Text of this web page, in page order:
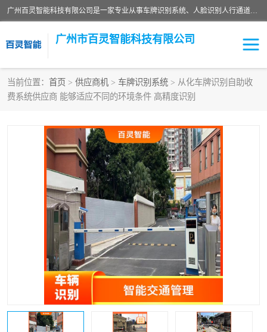
广州百灵智能科技有限公司是一家专业从事车牌识别系统、人脸识别人行通道、安防监控交通设施、停车场智能管理系统、停车场云平台、车牌识别一体机、自动道闸、通道设备、交通设施及交通划线等产品研发、生产和销售的高新技术企业。
广州市百灵智能科技有限公司
当前位置： 首页 > 供应商机 > 车牌识别系统 > 从化车牌识别自助收
费系统供应商 能够适应不同的环境条件 高精度识别
安防监控红外报警系统 车牌识别系统
人脸识别系统